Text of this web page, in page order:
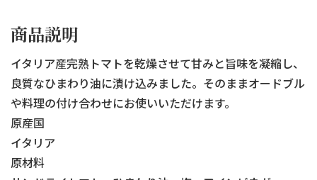
商品説明
イタリア産完熟トマトを乾燥させて甘みと旨味を凝縮し、
良質なひまわり油に漬け込みました。そのままオードブル
や料理の付け合わせにお使いいただけます。
原産国
イタリア
原材料